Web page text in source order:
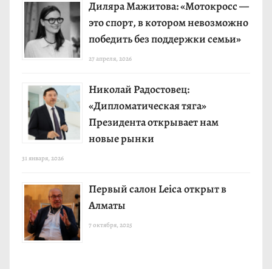
Диляра Мажитова: «Мотокросс —
это спорт, в котором невозможно
победить без поддержки семьи»
27 апреля, 2026
Николай Радостовец:
«Дипломатическая тяга»
Президента открывает нам
новые рынки
31 января, 2026
Первый салон Leica открыт в
Алматы
7 октября, 2025